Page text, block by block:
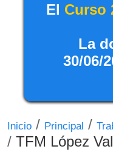
El Curso
La
30/06/
Inicio / Principal /
/ TFM López